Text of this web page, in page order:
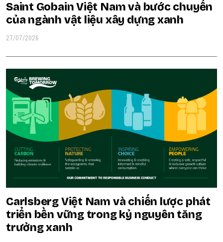
Saint Gobain Việt Nam và bước chuyển
của ngành vật liệu xây dựng xanh
27/07/2026
Carlsberg Việt Nam và chiến lược phát
triển bền vững trong kỷ nguyên tăng
trưởng xanh